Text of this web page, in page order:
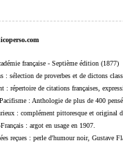
française - Septième édition (1877)
: sélection de proverbes et de dictons
: répertoire de citations françaises,
: Anthologie de plus de 400
: complément pittoresque et original
: argot en usage en 1907.
reçues : perle d'humour noir, Gustave